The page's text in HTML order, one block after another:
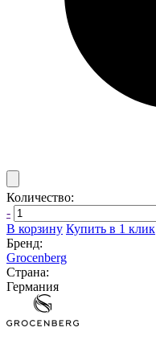
Количество:
-
В корзину Купить в 1 клик
Бренд:
Grocenberg
Страна:
Германия